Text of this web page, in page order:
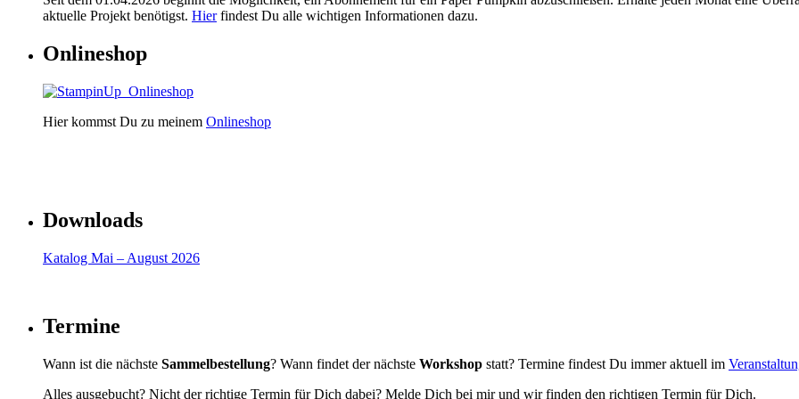
aktuelle Projekt benötigst. Hierfindest Du alle wichtigen Informationen dazu.
Onlineshop
Hier kommst Du zu meinem Onlineshop
Downloads
Katalog Mai – August 2026
Termine
Wann ist die nächste Sammelbestellung? Wann findet der nächste Workshop statt? Termine findest Du immer aktuell im
Alles ausgebucht? Nicht der richtige Termin für Dich dabei? Melde Dich bei mir und wir finden den richtigen Termin für Dich.